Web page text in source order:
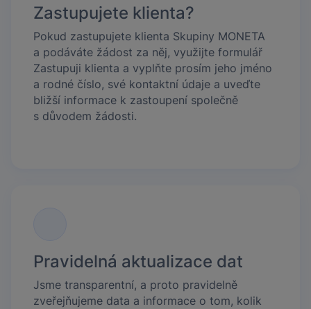
Zastupujete klienta?
Pokud zastupujete klienta Skupiny MONETA
a podáváte žádost za něj, využijte formulář
Zastupuji klienta a vyplňte prosím jeho jméno
a rodné číslo, své kontaktní údaje a uveďte
bližší informace k zastoupení společně
s důvodem žádosti.
Pravidelná aktualizace dat
Jsme transparentní, a proto pravidelně
zveřejňujeme data a informace o tom, kolik